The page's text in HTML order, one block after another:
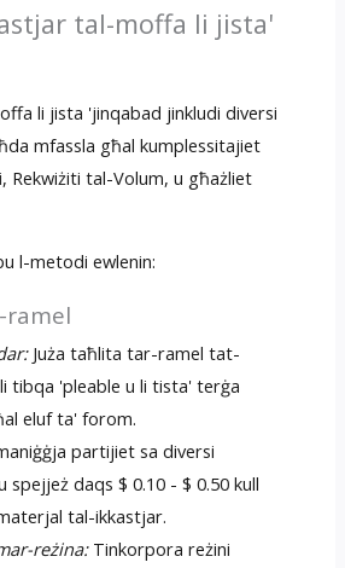
tal-moffa li jista'
li jista 'jinqabad jinkludi diversi
mfassla għal kumplessitajiet
Rekwiżiti tal-Volum, u għażliet
l-metodi ewlenin:
ramel
Juża taħlita tar-ramel tat-
tibqa 'pleable u li tista' terġa
eluf ta' forom.
partijiet sa diversi
spejjeż daqs $ 0.10 - $ 0.50 kull
tal-ikkastjar.
reżina:Tinkorpora reżini